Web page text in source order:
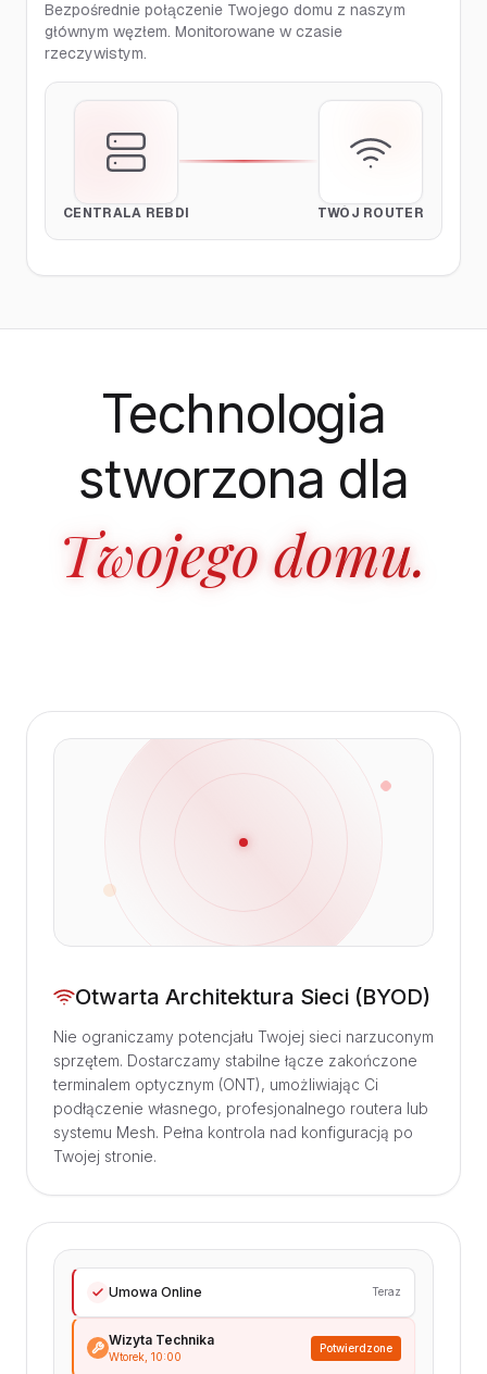
Bezpośrednie połączenie Twojego domu z naszym
głównym węzłem. Monitorowane w czasie
rzeczywistym.
CENTRALA REBDI TWÓJ ROUTER
Technologia
stworzona dla
Twojego domu.
Otwarta Architektura Sieci (BYOD)
Nie ograniczamy potencjału Twojej sieci narzuconym
sprzętem. Dostarczamy stabilne łącze zakończone
terminalem optycznym (ONT), umożliwiając Ci
podłączenie własnego, profesjonalnego routera lub
systemu Mesh. Pełna kontrola nad konfiguracją po
Twojej stronie.
Umowa Online Teraz
Wizyta Technika
Wtorek, 10:00
Potwierdzone